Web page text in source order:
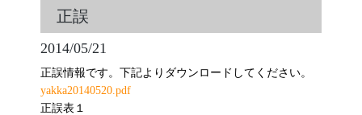
正誤
2014/05/21
正誤情報です。下記よりダウンロードしてください。
yakka20140520.pdf
正誤表１